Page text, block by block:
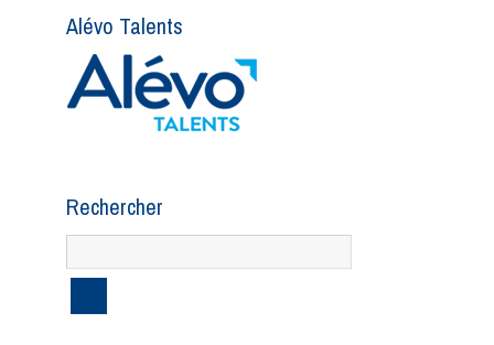
Alévo Talents
Rechercher